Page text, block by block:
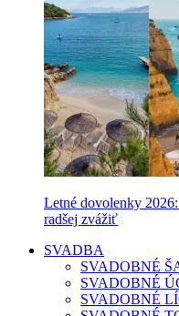
Letné dovolenky
radšej zvážiť
SVADBA
SVADOBNÉ
SVADOBNÉ
SVADOBNÉ